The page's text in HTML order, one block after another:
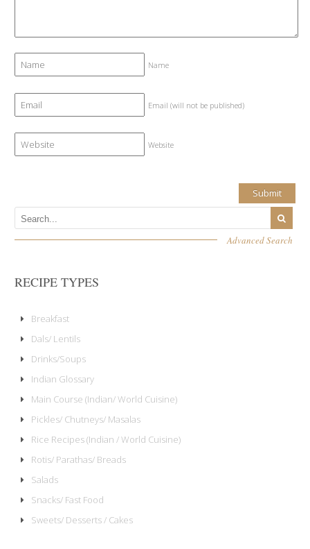
Name
Email (will not be published)
Website
Advanced Search
RECIPE TYPES
Breakfast
Dals/ Lentils
Drinks/Soups
Indian Glossary
Main Course (Indian/ World Cuisine)
Pickles/ Chutneys/ Masalas
Rice Recipes (Indian / World Cuisine)
Rotis/ Parathas/ Breads
Salads
Snacks/ Fast Food
Sweets/ Desserts / Cakes